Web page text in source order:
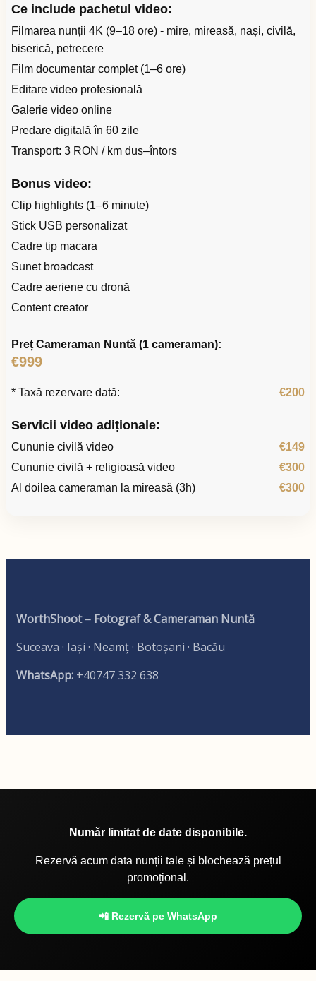
Ce include pachetul video:
Filmarea nunții 4K (9–18 ore) - mire, mireasă, nași, civilă,
biserică, petrecere
Film documentar complet (1–6 ore)
Editare video profesională
Galerie video online
Predare digitală în 60 zile
Transport: 3 RON / km dus–întors
Bonus video:
Clip highlights (1–6 minute)
Stick USB personalizat
Cadre tip macara
Sunet broadcast
Cadre aeriene cu dronă
Content creator
Preț Cameraman Nuntă (1 cameraman):
€999
* Taxă rezervare dată: €200
Servicii video adiționale:
Cununie civilă video
€149
Cununie civilă + religioasă video
€300
Al doilea cameraman la mireasă (3h)
€300
WorthShoot – Fotograf & Cameraman Nuntă
Suceava · Iași · Neamț · Botoșani · Bacău
WhatsApp: +40747 332 638
Număr limitat de date disponibile.
Rezervă acum data nunții tale și blochează prețul
promoțional.
📲 Rezervă pe WhatsApp